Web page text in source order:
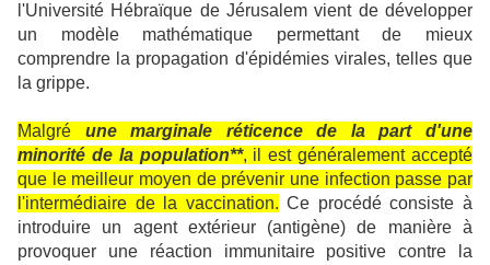
l'Université Hébraïque de Jérusalem vient de développer
un modèle mathématique permettant de mieux
comprendre la propagation d'épidémies virales, telles que
la grippe.
Malgré une marginale réticence de la part d'une
minorité de la population**, il est généralement accepté
que le meilleur moyen de prévenir une infection passe par
l'intermédiaire de la vaccination. Ce procédé consiste à
introduire un agent extérieur (antigène) de manière à
provoquer une réaction immunitaire positive contre la